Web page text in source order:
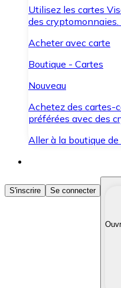
Utilisez les cartes
des cryptomonnaies.
Acheter avec carte
Boutique - Cartes
Nouveau
Achetez des cartes-
préférées avec des
Aller à la boutique
Acheter des
Achetez les
Convertissez vos
S'inscrire Se connecter